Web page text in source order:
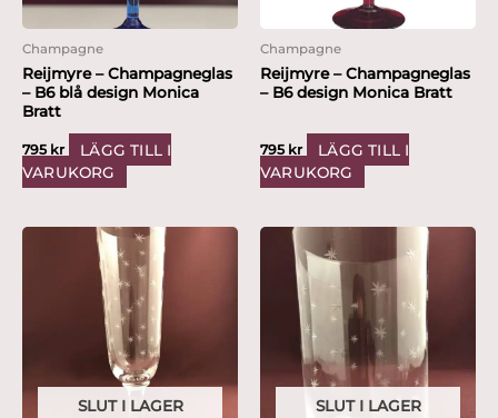
Champagne
Reijmyre – Champagneglas
– B6 blå design Monica
Bratt
795 kr
LÄGG TILL I
VARUKORG
Champagne
Reijmyre – Champagneglas
– B6 design Monica Bratt
795 kr
LÄGG TILL I
VARUKORG
SLUT I LAGER SLUT I LAGER